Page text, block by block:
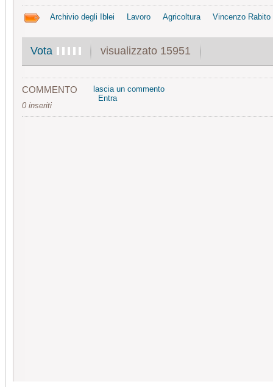
Archivio degli Iblei Lavoro Agricoltura Vincenzo Rabito
Vota visualizzato 15951
COMMENTO
0 inseriti
lascia un commento
Entra